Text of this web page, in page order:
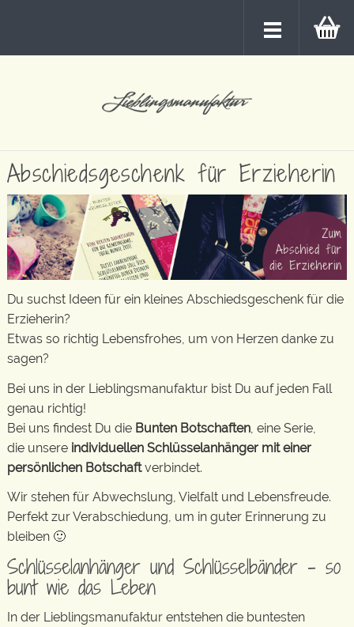
Abschiedsgeschenk für Erzieherin
Du suchst Ideen für ein kleines Abschiedsgeschenk für die
Erzieherin?
Etwas so richtig Lebensfrohes, um von Herzen danke zu
sagen?
Bei uns in der Lieblingsmanufaktur bist Du auf jeden Fall
genau richtig!
Bei uns findest Du die Bunten Botschaften , eine Serie,
die unsere individuellen Schlüsselanhänger mit einer
persönlichen Botschaftverbindet.
Wir stehen für Abwechslung, Vielfalt und Lebensfreude.
Perfekt zur Verabschiedung, um in guter Erinnerung zu
bleiben 🙂
Schlüsselanhänger und Schlüsselbänder – so
bunt wie das Leben
In der Lieblingsmanufaktur entstehen die buntesten